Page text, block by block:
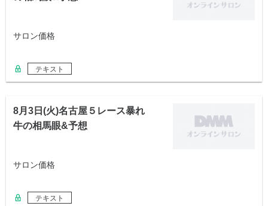
サロン価格
テキスト
8月3日(火)名古屋５レース暴れ
牛の相馬眼&予想
サロン価格
テキスト